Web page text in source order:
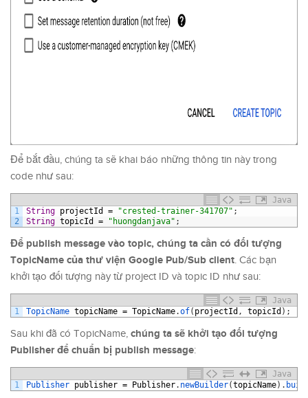
Để bắt đầu, chúng ta sẽ khai báo những thông tin này trong
code như sau:
Java
1
2
String projectId = "crested-trainer-341707" ;
String topicId = "huongdanjava" ;
Để publish message vào topic, chúng ta cần có đối tượng
TopicName của thư viện Google Pub/Sub client. Các bạn
khởi tạo đối tượng này từ project ID và topic ID như sau:
Java
1
TopicName topicName = TopicName.of( projectId , topicId ) ;
Sau khi đã có TopicName, chúng ta sẽ khởi tạo đối tượng
Publisher để chuẩn bị publish message:
Java
1
Publisher publisher = Publisher. newBuilder(topicName) .